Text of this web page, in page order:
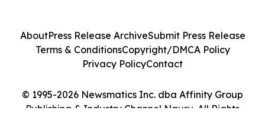
© 1995-2026 Newsmatics Inc. dba Affinity Group
Publishing & Industry Channel Nauru. All Rights
AboutPress Release ArchiveSubmit Press Release
Terms & ConditionsCopyright/DMCA Policy
Privacy PolicyContact